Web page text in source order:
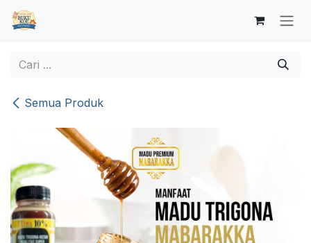
Skip ke Konten
Semua Produk